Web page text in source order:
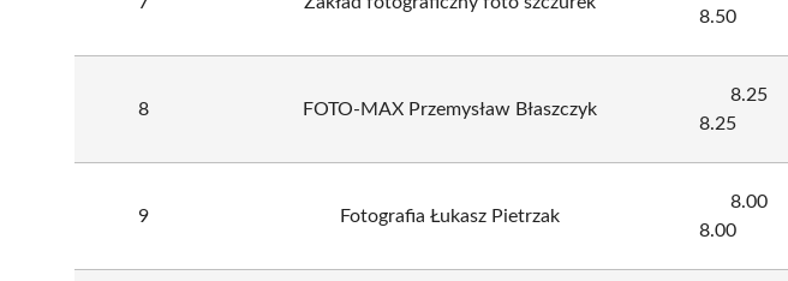
8.50
8 FOTO-MAX Przemysław Błaszczyk
8.25
8.25
9 Fotografia Łukasz Pietrzak
8.00
8.00